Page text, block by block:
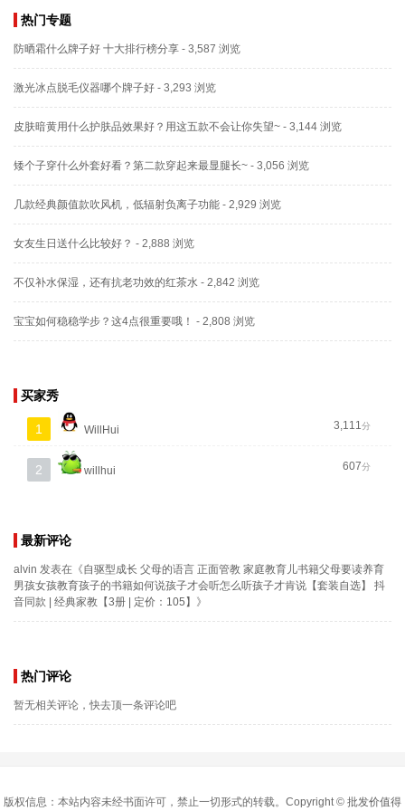
热门专题
防晒霜什么牌子好 十大排行榜分享 - 3,587 浏览
激光冰点脱毛仪器哪个牌子好 - 3,293 浏览
皮肤暗黄用什么护肤品效果好？用这五款不会让你失望~ - 3,144 浏览
矮个子穿什么外套好看？第二款穿起来最显腿长~ - 3,056 浏览
几款经典颜值款吹风机，低辐射负离子功能 - 2,929 浏览
女友生日送什么比较好？ - 2,888 浏览
不仅补水保湿，还有抗老功效的红茶水 - 2,842 浏览
宝宝如何稳稳学步？这4点很重要哦！ - 2,808 浏览
买家秀
1 WillHui 3,111分
2 willhui 607分
最新评论
alvin 发表在《自驱型成长 父母的语言 正面管教 家庭教育儿书籍父母要读养育
男孩女孩教育孩子的书籍如何说孩子才会听怎么听孩子才肯说【套装自选】 抖
音同款 | 经典家教【3册 | 定价：105】 》
热门评论
暂无相关评论，快去顶一条评论吧
版权信息：本站内容未经书面许可，禁止一切形式的转载。Copyright © 批发价值得